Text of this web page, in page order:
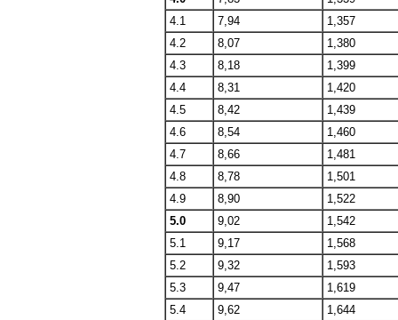
4.1
7,94
1,357
4.2
8,07
1,380
4.3
8,18
1,399
4.4
8,31
1,420
4.5
8,42
1,439
4.6
8,54
1,460
4.7
8,66
1,481
4.8
8,78
1,501
4.9
8,90
1,522
5.0
9,02
1,542
5.1
9,17
1,568
5.2
9,32
1,593
5.3
9,47
1,619
5.4
9,62
1,644